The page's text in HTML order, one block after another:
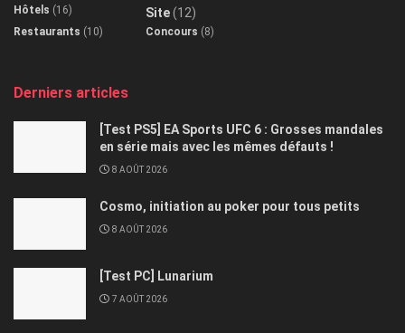
Hôtels (16)
Restaurants (10)
Site(12)
Concours (8)
Derniers articles
[Test PS5] EA Sports UFC 6 : Grosses mandales
en série mais avec les mêmes défauts !
8 AOÛT 2026
Cosmo, initiation au poker pour tous petits
8 AOÛT 2026
[Test PC] Lunarium
7 AOÛT 2026